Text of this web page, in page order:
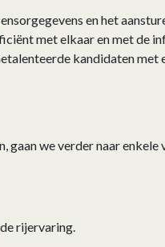
en het
met elkaar en met de
kandidaten met
gaan we verder naar enkele
rijervaring.